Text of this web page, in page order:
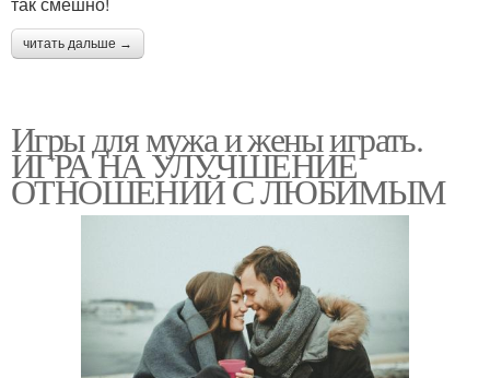
читать дальше →
Игры для мужа и жены играть.
ИГРА НА УЛУЧШЕНИЕ
ОТНОШЕНИЙ С ЛЮБИМЫМ